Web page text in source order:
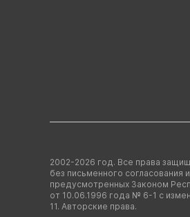
2002-2026 год. Все права
без письменного
предусмотренных Законом
от 10.06.1996 года № 6-1 с
11. Авторские права.